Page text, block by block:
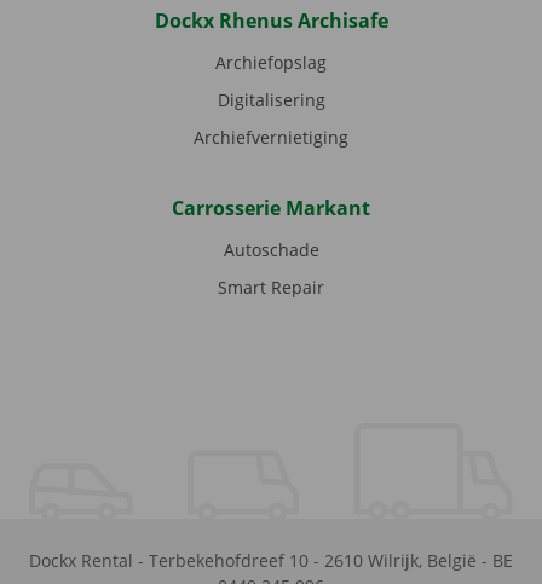
Dockx Rhenus Archisafe
Archiefopslag
Digitalisering
Archiefvernietiging
Carrosserie Markant
Autoschade
Smart Repair
Dockx Rental - Terbekehofdreef 10 - 2610 Wilrijk, België - BE